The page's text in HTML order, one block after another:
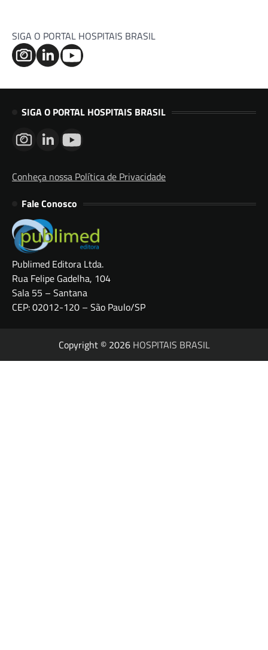
SIGA O PORTAL HOSPITAIS BRASIL
SIGA O PORTAL HOSPITAIS BRASIL
Conheça nossa Política de Privacidade
Fale Conosco
Publimed Editora Ltda.
Rua Felipe Gadelha, 104
Sala 55 – Santana
CEP: 02012-120 – São Paulo/SP
Copyright © 2026 HOSPITAIS BRASIL